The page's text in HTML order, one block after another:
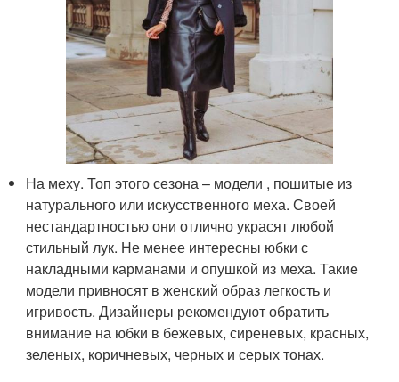
На меху. Топ этого сезона – модели , пошитые из
натурального или искусственного меха. Своей
нестандартностью они отлично украсят любой
стильный лук. Не менее интересны юбки с
накладными карманами и опушкой из меха. Такие
модели привносят в женский образ легкость и
игривость. Дизайнеры рекомендуют обратить
внимание на юбки в бежевых, сиреневых, красных,
зеленых, коричневых, черных и серых тонах.